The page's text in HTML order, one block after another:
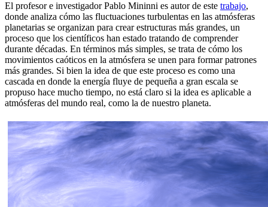
El profesor e investigador Pablo Mininni es autor de este trabajo,
donde analiza cómo las fluctuaciones turbulentas en las atmósferas
planetarias se organizan para crear estructuras más grandes, un
proceso que los científicos han estado tratando de comprender
durante décadas. En términos más simples, se trata de cómo los
movimientos caóticos en la atmósfera se unen para formar patrones
más grandes. Si bien la idea de que este proceso es como una
cascada en donde la energía fluye de pequeña a gran escala se
propuso hace mucho tiempo, no está claro si la idea es aplicable a
atmósferas del mundo real, como la de nuestro planeta.